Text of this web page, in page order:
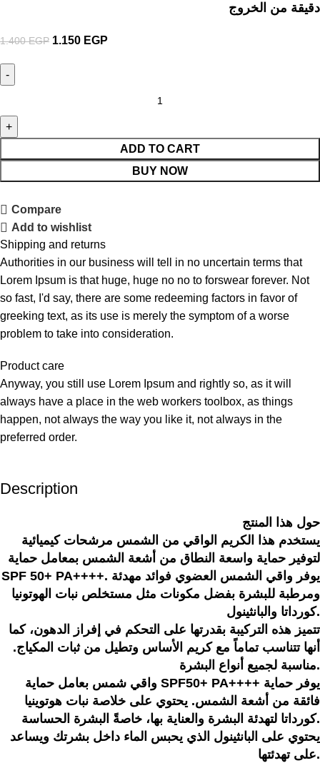
دقيقة من الخروج
1.400EGP 1.150 EGP
ADD TO CART
BUY NOW
Compare
Add to wishlist
Shipping and returns
Authorities in our business will tell in no uncertain terms that
Lorem Ipsum is that huge, huge no no to forswear forever. Not
so fast, I'd say, there are some redeeming factors in favor of
greeking text, as its use is merely the symptom of a worse
problem to take into consideration.
Product care
Anyway, you still use Lorem Ipsum and rightly so, as it will
always have a place in the web workers toolbox, as things
happen, not always the way you like it, not always in the
preferred order.
Description
حول هذا المنتج
يستخدم هذا الكريم الواقي من الشمس مرشحات كيميائية
لتوفير حماية واسعة النطاق من أشعة الشمس بمعامل حماية
SPF 50+ PA++++. يوفر واقي الشمس العضوي فوائد مهدئة
ومرطبة للبشرة بفضل مكونات مثل مستخلص نبات الهوتونيا
كورداتا والبانثينول.
تتميز هذه التركيبة بقدرتها على التحكم في إفراز الدهون، كما
أنها تتناسب تماماً مع كريم الأساس وتطيل من ثبات المكياج.
مناسبة لجميع أنواع البشرة.
واقي شمس بعامل حماية SPF50+ PA++++ يوفر حماية
فائقة من أشعة الشمس. يحتوي على خلاصة نبات هوتوينيا
كورداتا لتهدئة البشرة والعناية بها، خاصةً البشرة الحساسة.
يحتوي على البانثينول الذي يحبس الماء داخل بشرتك ويساعد
على تهدئتها.